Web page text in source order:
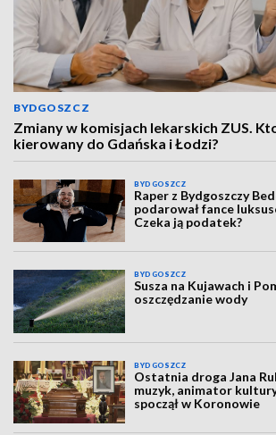
BYDGOSZCZ
Zmiany w komisjach lekarskich ZUS.
kierowany do Gdańska i Łodzi?
BYDGOSZCZ
Raper z Bydgoszczy
podarował fance
Czeka ją podatek?
BYDGOSZCZ
Susza na Kujawach i
oszczędzanie wody
BYDGOSZCZ
Ostatnia droga Jana
muzyk, animator
spoczął w Koronowie